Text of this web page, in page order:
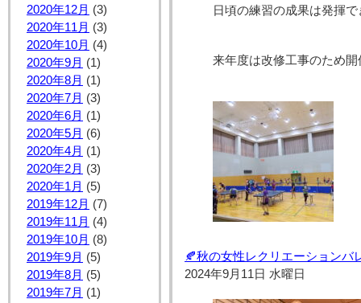
2020年12月 (3)
2020年11月 (3)
2020年10月 (4)
2020年9月 (1)
2020年8月 (1)
2020年7月 (3)
2020年6月 (1)
2020年5月 (6)
2020年4月 (1)
2020年2月 (3)
2020年1月 (5)
2019年12月 (7)
2019年11月 (4)
2019年10月 (8)
2019年9月 (5)
2019年8月 (5)
2019年7月 (1)
日頃の練習の成果は発揮
来年度は改修工事のため
🍂秋の女性レクリエーションバ
2024年9月11日 水曜日